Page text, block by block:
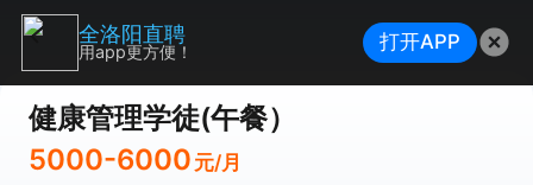
健康管理学徒(午餐）
5000-6000 元/月
全洛阳直聘
用app更方便！ 打开APP